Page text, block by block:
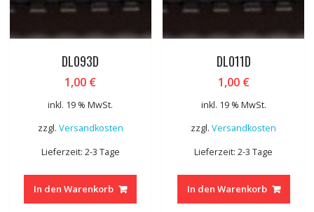
DL093D
1,00 €
inkl. 19 % MwSt.
zzgl. Versandkosten
Lieferzeit: 2-3 Tage
In den Warenkorb
DL011D
1,00 €
inkl. 19 % MwSt.
zzgl.Versandkosten
Lieferzeit: 2-3 Tage
In den Warenkorb